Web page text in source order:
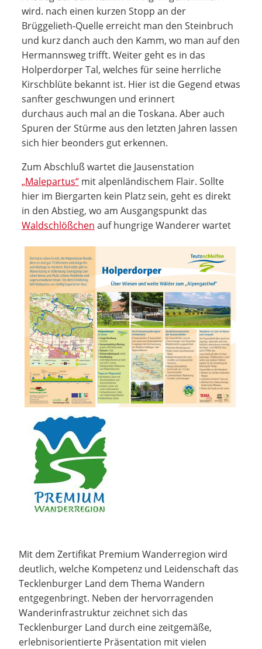
wird. nach einen kurzen Stopp an der
Brüggelieth-Quelle erreicht man den Steinbruch
und kurz danch auch den Kamm, wo man auf den
Hermannsweg trifft. Weiter geht es in das
Holperdorper Tal, welches für seine herrliche
Kirschblüte bekannt ist. Hier ist die Gegend etwas
sanfter geschwungen und erinnert
durchaus auch mal an die Toskana. Aber auch
Spuren der Stürme aus den letzten Jahren lassen
sich hier beonders gut erkennen.
Zum Abschluß wartet die Jausenstation
„Malepartus“mit alpenländischem Flair. Sollte
hier im Biergarten kein Platz sein, geht es direkt
in den Abstieg, wo am Ausgangspunkt das
Waldschlößchen auf hungrige Wanderer wartet
Mit dem Zertifikat Premium Wanderregion wird
deutlich, welche Kompetenz und Leidenschaft das
Tecklenburger Land dem Thema Wandern
entgegenbringt. Neben der hervorragenden
Wanderinfrastruktur zeichnet sich das
Tecklenburger Land durch eine zeitgemäße,
erlebnisorientierte Präsentation mit vielen